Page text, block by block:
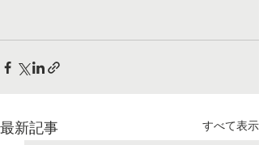
最新記事 すべて表示